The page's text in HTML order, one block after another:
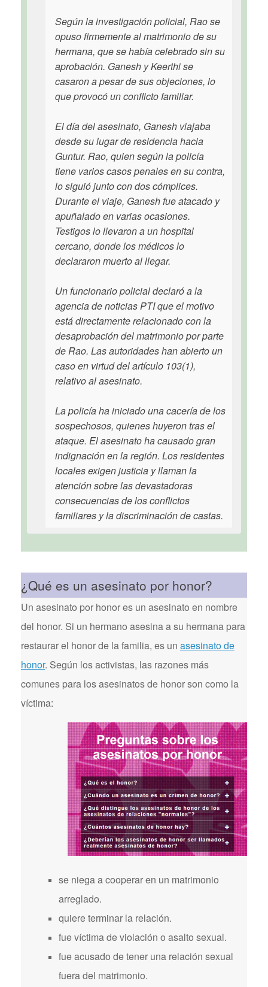
Según la investigación policial, Rao se
opuso firmemente al matrimonio de su
hermana, que se había celebrado sin su
aprobación. Ganesh y Keerthi se
casaron a pesar de sus objeciones, lo
que provocó un conflicto familiar.
El día del asesinato, Ganesh viajaba
desde su lugar de residencia hacia
Guntur. Rao, quien según la policía
tiene varios casos penales en su contra,
lo siguió junto con dos cómplices.
Durante el viaje, Ganesh fue atacado y
apuñalado en varias ocasiones.
Testigos lo llevaron a un hospital
cercano, donde los médicos lo
declararon muerto al llegar.
Un funcionario policial declaró a la
agencia de noticias PTI que el motivo
está directamente relacionado con la
desaprobación del matrimonio por parte
de Rao. Las autoridades han abierto un
caso en virtud del artículo 103(1),
relativo al asesinato.
La policía ha iniciado una cacería de los
sospechosos, quienes huyeron tras el
ataque. El asesinato ha causado gran
indignación en la región. Los residentes
locales exigen justicia y llaman la
atención sobre las devastadoras
consecuencias de los conflictos
familiares y la discriminación de castas.
¿Qué es un asesinato por honor?
Un asesinato por honor es un asesinato en nombre
del honor. Si un hermano asesina a su hermana para
restaurar el honor de la familia, es un asesinato de
honor. Según los activistas, las razones más
comunes para los asesinatos de honor son como la
víctima:
se niega a cooperar en un matrimonio
arreglado.
quiere terminar la relación.
fue víctima de violación o asalto sexual.
fue acusado de tener una relación sexual
fuera del matrimonio.